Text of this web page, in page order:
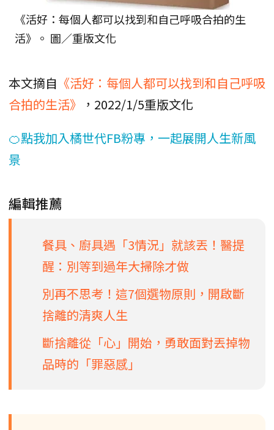
《活好：每個人都可以找到和自己呼吸合拍的生
活》。 圖／重版文化
本文摘自 《活好：每個人都可以找到和自己呼吸
合拍的生活》
，2022/1/5重版文化
🍊點我加入橘世代FB粉專，一起展開人生新風
景
編輯推薦
餐具、廚具遇「3情況」就該丟！醫提
醒：別等到過年大掃除才做
別再不思考！這7個選物原則，開啟斷
捨離的清爽人生
斷捨離從「心」開始，勇敢面對丟掉物
品時的「罪惡感」